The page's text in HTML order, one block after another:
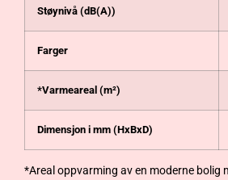
Støynivå (dB(A))
Farger
*Varmeareal (m²)
Dimensjon i mm (HxBxD)
*Areal oppvarming av en moderne bolig